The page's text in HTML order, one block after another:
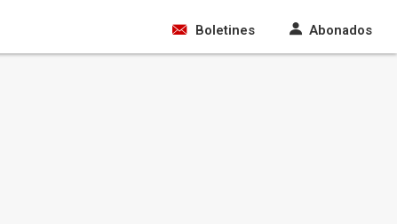
Boletines Abonados